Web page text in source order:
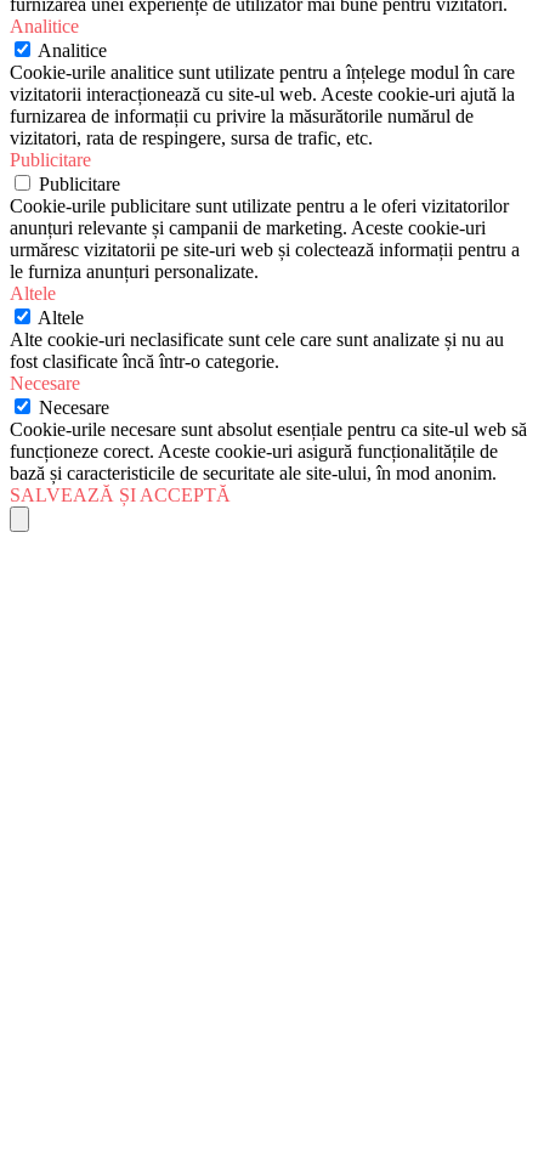
furnizarea unei experiențe de utilizator mai bune pentru vizitatori.
Analitice
Analitice
Cookie-urile analitice sunt utilizate pentru a înțelege modul în care
vizitatorii interacționează cu site-ul web. Aceste cookie-uri ajută la
furnizarea de informații cu privire la măsurătorile numărul de
vizitatori, rata de respingere, sursa de trafic, etc.
Publicitare
Publicitare
Cookie-urile publicitare sunt utilizate pentru a le oferi vizitatorilor
anunțuri relevante și campanii de marketing. Aceste cookie-uri
urmăresc vizitatorii pe site-uri web și colectează informații pentru a
le furniza anunțuri personalizate.
Altele
Altele
Alte cookie-uri neclasificate sunt cele care sunt analizate și nu au
fost clasificate încă într-o categorie.
Necesare
Necesare
Cookie-urile necesare sunt absolut esențiale pentru ca site-ul web să
funcționeze corect. Aceste cookie-uri asigură funcționalitățile de
bază și caracteristicile de securitate ale site-ului, în mod anonim.
SALVEAZĂ ȘI ACCEPTĂ